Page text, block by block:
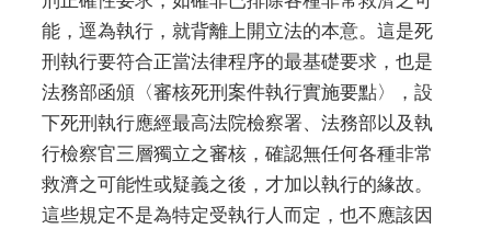
能，逕為執行，就背離上開立法的本意。這是死
刑執行要符合正當法律程序的最基礎要求，也是
法務部函頒〈審核死刑案件執行實施要點〉，設
下死刑執行應經最高法院檢察署、法務部以及執
行檢察官三層獨立之審核，確認無任何各種非常
救濟之可能性或疑義之後，才加以執行的緣故。
這些規定不是為特定受執行人而定，也不應該因